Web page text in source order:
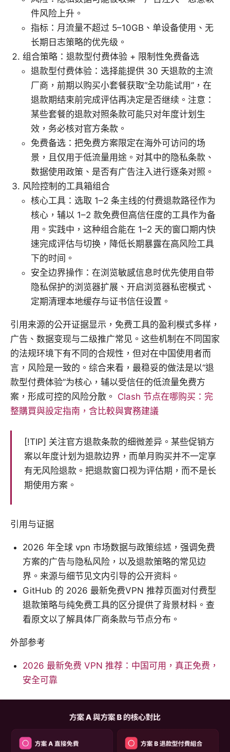
件风险上升。
指标：月流量不超过 5–10GB、单设备使用、无
长期日志策略的优先级。
组合策略：退款型付费体验 + 限制性免费备选
退款型付费体验：选择能提供 30 天退款的主流
厂商，前期以购买小套餐获取“全功能试用”，在
退款期结束前完成评估再决定是否继续。注意：
某些套餐的退款对照条款可能只对年度计划生
效，务必核对官方条款。
免费备选：把免费方案限定在海外可访问的场
景，且仅用于低流量用途。对其中的隐私条款、
数据使用政策、是否有广告注入进行逐条对照。
风险控制的工具箱组合
核心工具：选取 1–2 条主线的付费退款路径作为
核心，辅以 1–2 款免费但高信任度的工具作为备
用。实践中，这种组合能在 1–2 天的窗口期内快
速完成评估与切换，降低长期暴露在高风险工具
下的时间。
安全边界操作：在浏览敏感信息时优先使用自带
隐私保护的浏览器扩展、开启浏览器私密模式、
定期清理本地缓存与证书信任设置。
引用来源的公开证据显示，免费工具的盈利模式多样，
广告、数据变现与二级推广常见。这些机制在不同国家
的法规环境下有不同的合规性，但对在中国使用者而
言，风险是一致的。综合来看，最稳妥的做法是以“退
款型付费体验”为核心，辅以受信任的低流量免费方
案，形成可控的风险分散。 Clash 节点在哪购买：完
整購買與設定指南，含比較與實務建議
[!TIP] 关注官方退款条款的细微差异。某些促销方
案以年度计划为退款边界，而单月购买并不一定享
有无风险退款。把退款窗口视为评估期，而不是长
期使用方案。
引用与证据
2026 年全球 vpn 市场数据与政策综述，强调免费
方案的广告与隐私风险，以及退款策略的常见边
界。来源与细节见文内引导的公开资料。
GitHub 的 2026 最新免费VPN 推荐页面对付费型
退款策略与纯免费工具的区分提供了背景材料。查
看原文以了解具体厂商条款与节点分布。
外部参考
2026 最新免费 VPN 推荐：中国可用，真正免费，
安全可靠